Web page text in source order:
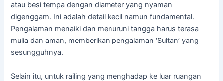
atau besi tempa dengan diameter yang nyaman
digenggam. Ini adalah detail kecil namun fundamental.
Pengalaman menaiki dan menuruni tangga harus terasa
mulia dan aman, memberikan pengalaman ‘Sultan’ yang
sesungguhnya.
Selain itu, untuk railing yang menghadap ke luar ruangan